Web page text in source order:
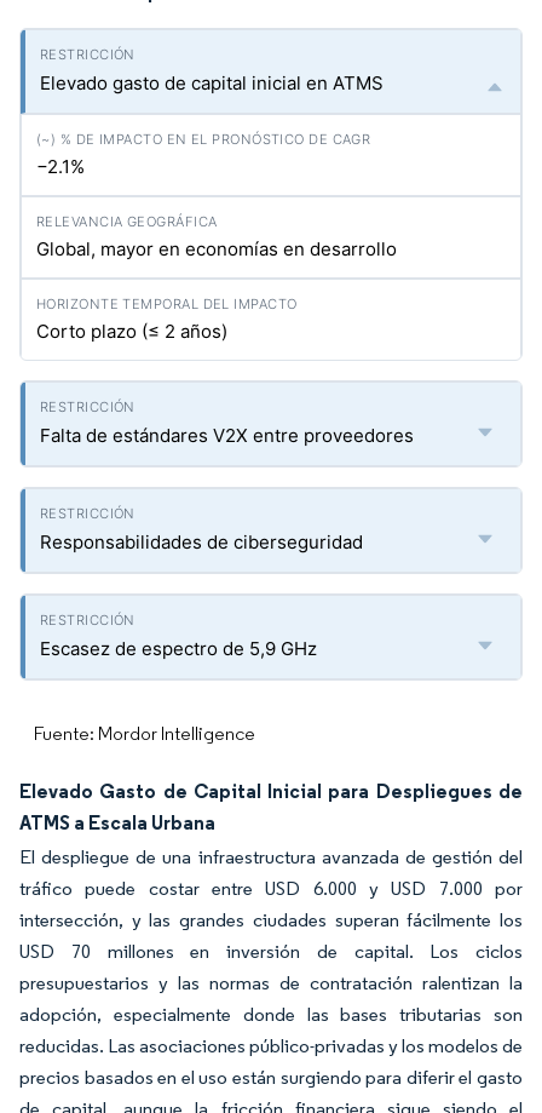
Elevado gasto de capital inicial en ATMS
−2.1%
Global, mayor en economías en desarrollo
Corto plazo (≤ 2 años)
Falta de estándares V2X entre proveedores
Responsabilidades de ciberseguridad
Escasez de espectro de 5,9 GHz
Fuente: Mordor Intelligence
Elevado Gasto de Capital Inicial para Despliegues de
ATMS a Escala Urbana
El despliegue de una infraestructura avanzada de gestión del
tráfico puede costar entre USD 6.000 y USD 7.000 por
intersección, y las grandes ciudades superan fácilmente los
USD 70 millones en inversión de capital. Los ciclos
presupuestarios y las normas de contratación ralentizan la
adopción, especialmente donde las bases tributarias son
reducidas. Las asociaciones público-privadas y los modelos de
precios basados en el uso están surgiendo para diferir el gasto